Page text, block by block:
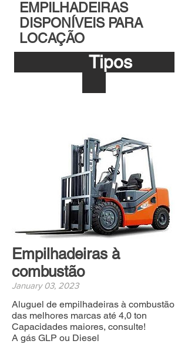
EMPILHADEIRAS
DISPONÍVEIS PARA
LOCAÇÃO
Tipos
Empilhadeiras à
combustão
January 03, 2023
Aluguel de empilhadeiras à combustão
das melhores marcas até 4,0 ton
Capacidades maiores, consulte!
A gás GLP ou Diesel